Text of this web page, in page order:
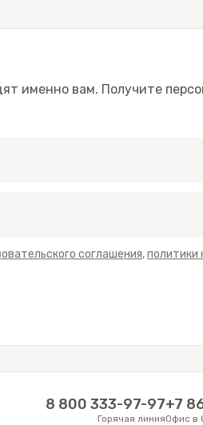
именно вам. Получите
соглашения,политики
8 800 333-97-97
Горячая линия
+7
Офис в